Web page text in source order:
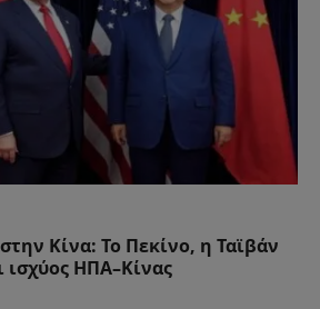
Κίνα: Το Πεκίνο, η Ταϊβάν
ισχύος ΗΠΑ–Κίνας